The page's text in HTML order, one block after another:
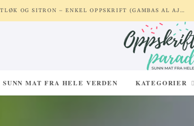
REKER MED HVITLØK OG SITRON – ENKEL OPPSKRIFT (GAMBAS AL AJILLO)
SUNN MAT FRA HELE VERDEN KATEGORIER